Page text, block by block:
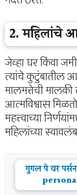
2. महिलांचे
जेव्हा घर किंवा
त्यांचे कुटुंबातील
मालमत्तेची
आत्मविश्वास
महत्त्वाच्या
महिलांच्या
गुगल पे वर